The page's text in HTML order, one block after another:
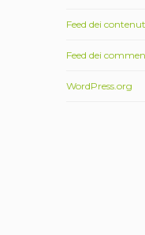
Feed dei
Feed dei
WordPress.org